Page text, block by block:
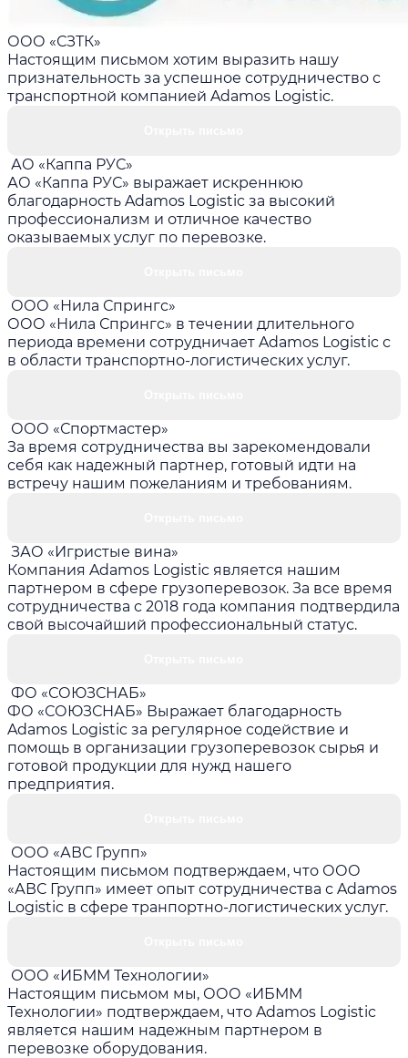
ООО «СЗТК»
Настоящим письмом хотим выразить нашу
признательность за успешное сотрудничество с
транспортной компанией Adamos Logistic.
АО «Каппа РУС»
АО «Каппа РУС» выражает искреннюю
благодарность Adamos Logistic за высокий
профессионализм и отличное качество
оказываемых услуг по перевозке.
ООО «Нила Спрингс»
ООО «Нила Спрингс» в течении длительного
периода времени сотрудничает Adamos Logistic с
в области транспортно-логистических услуг.
ООО «Спортмастер»
За время сотрудничества вы зарекомендовали
себя как надежный партнер, готовый идти на
встречу нашим пожеланиям и требованиям.
ЗАО «Игристые вина»
Компания Adamos Logistic является нашим
партнером в сфере грузоперевозок. За все время
сотрудничества с 2018 года компания подтвердила
свой высочайший профессиональный статус.
ФО «СОЮЗСНАБ»
ФО «СОЮЗСНАБ» Выражает благодарность
Adamos Logistic за регулярное содействие и
помощь в организации грузоперевозок сырья и
готовой продукции для нужд нашего
предприятия.
ООО «АВС Групп»
Настоящим письмом подтверждаем, что ООО
«АВС Групп» имеет опыт сотрудничества с Adamos
Logistic в сфере транпортно-логистических услуг.
ООО «ИБММ Технологии»
Настоящим письмом мы, ООО «ИБММ
Технологии» подтверждаем, что Adamos Logistic
является нашим надежным партнером в
перевозке оборудования.